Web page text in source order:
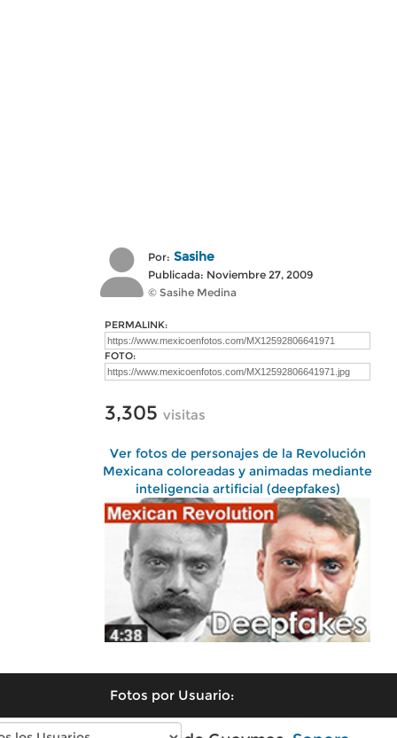
Por: Sasihe
Publicada: Noviembre 27, 2009
© Sasihe Medina
PERMALINK:
FOTO:
3,305 visitas
Ver fotos de personajes de la Revolución
Mexicana coloreadas y animadas mediante
inteligencia artificial (deepfakes)
Fotos por Usuario: